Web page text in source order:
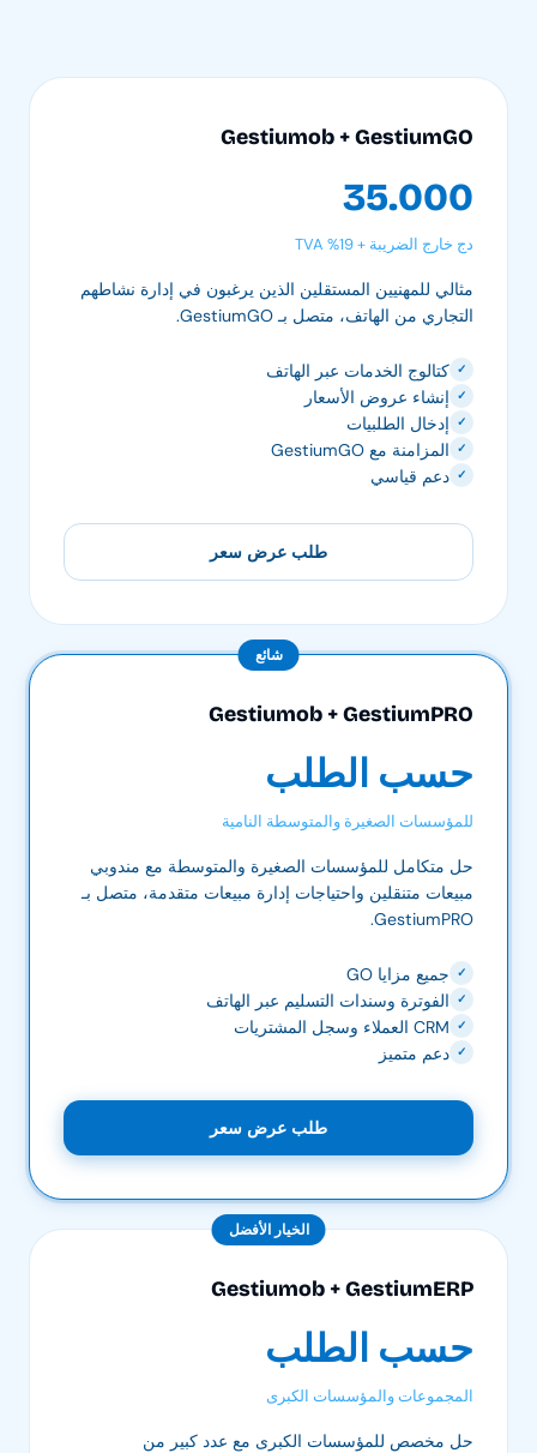
Gestiumob + GestiumGO
35.000
دج خارج الضريبة + 19% TVA
مثالي للمهنيين المستقلين الذين يرغبون في إدارة نشاطهم
التجاري من الهاتف، متصل بـ GestiumGO.
✓ كتالوج الخدمات عبر الهاتف
✓ إنشاء عروض الأسعار
✓ إدخال الطلبيات
✓ المزامنة مع GestiumGO
✓ دعم قياسي
طلب عرض سعر
شائع
Gestiumob + GestiumPRO
حسب الطلب
للمؤسسات الصغيرة والمتوسطة النامية
حل متكامل للمؤسسات الصغيرة والمتوسطة مع مندوبي
مبيعات متنقلين واحتياجات إدارة مبيعات متقدمة، متصل بـ
GestiumPRO.
✓ جميع مزايا GO
✓ الفوترة وسندات التسليم عبر الهاتف
✓ CRM العملاء وسجل المشتريات
✓ دعم متميز
طلب عرض سعر
الخيار الأفضل
Gestiumob + GestiumERP
حسب الطلب
المجموعات والمؤسسات الكبرى
حل مخصص للمؤسسات الكبرى مع عدد كبير من